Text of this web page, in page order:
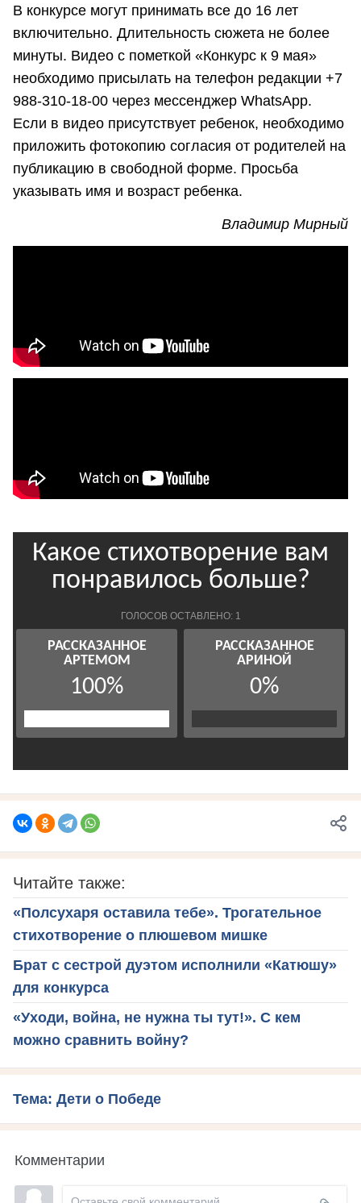
В конкурсе могут принимать все до 16 лет
включительно. Длительность сюжета не более
минуты. Видео с пометкой «Конкурс к 9 мая»
необходимо присылать на телефон редакции +7
988-310-18-00 через мессенджер WhatsApp.
Если в видео присутствует ребенок, необходимо
приложить фотокопию согласия от родителей на
публикацию в свободной форме. Просьба
указывать имя и возраст ребенка.
Владимир Мирный
Читайте также:
«Полсухаря оставила тебе». Трогательное
стихотворение о плюшевом мишке
Брат с сестрой дуэтом исполнили «Катюшу»
для конкурса
«Уходи, война, не нужна ты тут!». С кем
можно сравнить войну?
Тема: Дети о Победе
Комментарии